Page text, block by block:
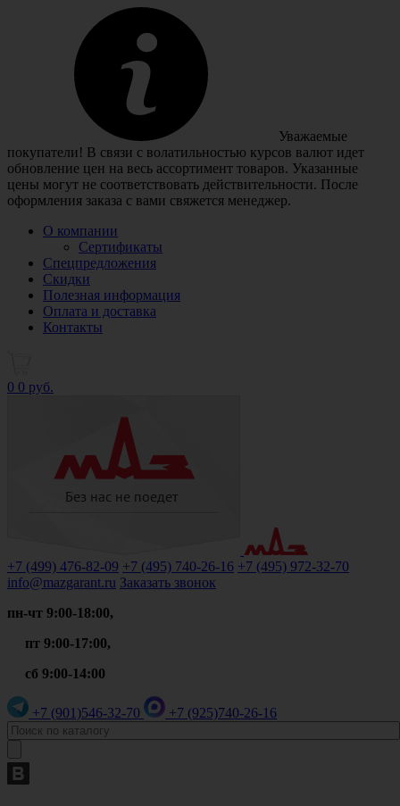
Уважаемые
покупатели! В связи с волатильностью курсов валют идет
обновление цен на весь ассортимент товаров. Указанные
цены могут не соответствовать действительности. После
оформления заказа с вами свяжется менеджер.
О компании
Сертификаты
Спецпредложения
Скидки
Полезная информация
Оплата и доставка
Контакты
0 0 руб.
+7 (499) 476-82-09 +7 (495) 740-26-16 +7 (495) 972-32-70
info@mazgarant.ru Заказать звонок
пн-чт 9:00-18:00,
пт 9:00-17:00,
сб 9:00-14:00
+7 (901)546-32-70 +7 (925)740-26-16